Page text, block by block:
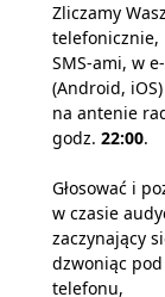
Zliczamy
telefonicznie,
SMS-ami, w
(Android,
na antenie
godz. 22:00.
Głosować i
w czasie
zaczynający
dzwoniąc
telefonu,